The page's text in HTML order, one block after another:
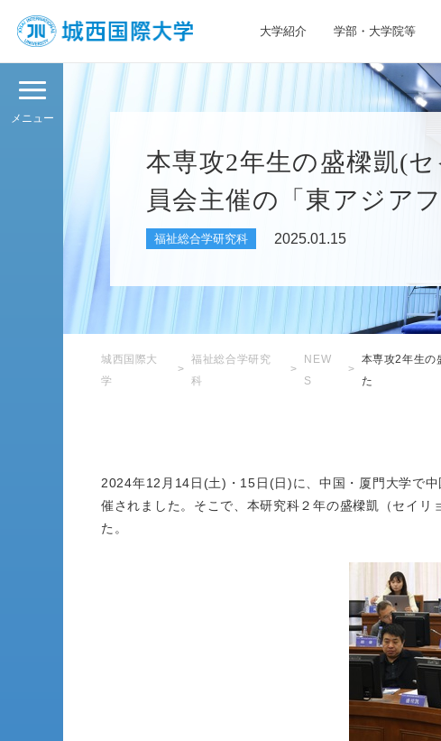
大学紹介 学部・大学院等
メニュー
本専攻2年生の盛樑凱(
員会主催の「東アジア
福祉総合学研究科 2025.01.15
城西国際大
学
福祉総合学研究
科
NEW
S
本専攻2年生の
た
2024年12月14日(土)・15日(日)に、中国・厦門大学で
催されました。そこで、本研究科２年の盛樑凱（セイ
た。